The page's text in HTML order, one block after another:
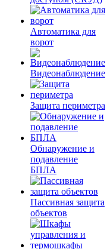
Автоматика для
ворот
Видеонаблюдение
Защита периметра
Обнаружение и
подавление
БПЛА
Пассивная защита
объектов